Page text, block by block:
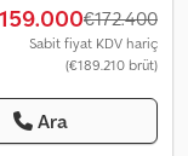
€172.400
Sabit fiyat KDV hariç
(€189.210 brüt)
Ara